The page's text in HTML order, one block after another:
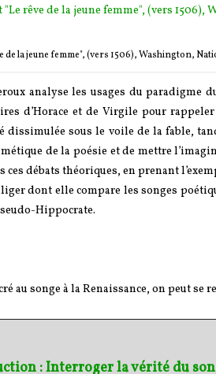
la jeune femme", (vers 1506), Washington,
analyse les usages du paradigme
d’Horace et de Virgile pour
sous le voile de la fable,
de la poésie et de mettre
débats théoriques, en prenant
dont elle compare les songes
Hippocrate.
au songe à la Renaissance, on peut se
: Interroger la vérité du